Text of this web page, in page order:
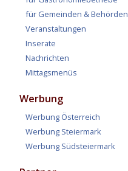
für Gemeinden & Behörden
Veranstaltungen
Inserate
Nachrichten
Mittagsmenüs
Werbung
Werbung Österreich
Werbung Steiermark
Werbung Südsteiermark